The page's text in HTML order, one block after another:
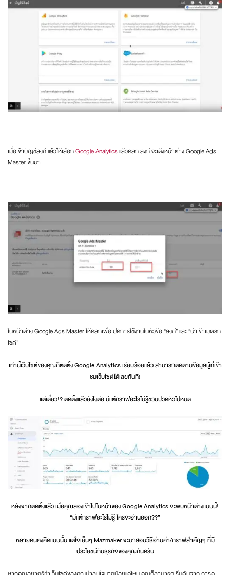
เมื่อเข้าบัญชีลิงก์ แล้วให้เลือกGoogle Analyticsแล้วคลิก ลิงก์ จะเด้งหน้าต่าง Google Ads
Master ขึ้นมา
ในหน้าต่าง Google Ads Master ให้คลิกเพื่อเปิดการใช้งานในหัวข้อ “ลิงก์” และ “นำเข้าเมตริก
ไซต์”
เท่านี้เว็บไซต์ของคุณก็ติดตั้ง Google Analytics เรียบร้อยแล้ว สามารถติดตามข้อมูลผู้ที่เข้า
ชมเว็บไซต์ได้เลยทันที!
แต่เดี๋ยว!? ติดตั้งแล้วยังไงต่อ มีแต่กราฟอะไรไม่รู้ชวนปวดหัวไปหมด
หลังจากติดตั้งแล้ว เมื่อคุณลองเข้าไปในหน้าของ Google Analytics จะพบหน้าต่างแบบนี้!
“มีแต่กราฟอะไรไม่รู้ ใครจะอ่านออก??”
หลายคนคงคิดแบบนั้น แต่ใจเย็นๆ Mazmaker จะมาสอนวิธีอ่านค่า/กราฟสำคัญๆ ที่มี
ประโยชน์กับธุรกิจของคุณกันครับ